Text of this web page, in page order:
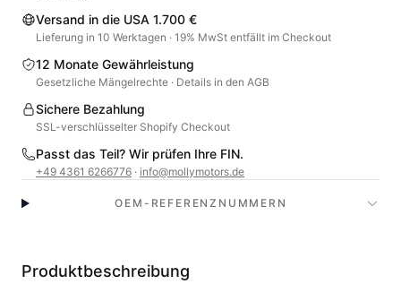
Versand in die USA 1.700 €
Lieferung in 10 Werktagen · 19% MwSt entfällt im Checkout
12 Monate Gewährleistung
Gesetzliche Mängelrechte · Details in den AGB
Sichere Bezahlung
SSL-verschlüsselter Shopify Checkout
Passt das Teil? Wir prüfen Ihre FIN.
+49 4361 6266776 · info@mollymotors.de
OEM-REFERENZNUMMERN
Produktbeschreibung